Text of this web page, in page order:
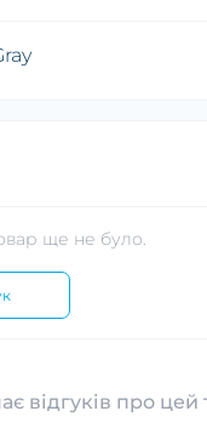
ще не було.
відгуків про цей